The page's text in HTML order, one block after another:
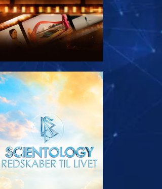
UDFORSK SERIEN